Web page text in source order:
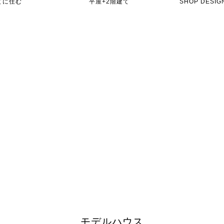
に住む 平屋+2階建て SHOP
モデルハウス